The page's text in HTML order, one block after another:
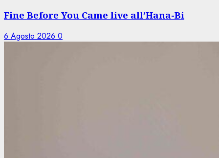
Fine Before You Came live all’Hana-Bi
6 Agosto 2026 0